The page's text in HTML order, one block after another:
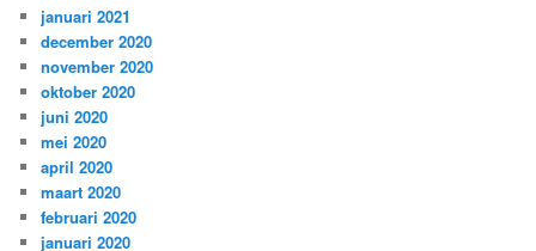
januari 2021
december 2020
november 2020
oktober 2020
juni 2020
mei 2020
april 2020
maart 2020
februari 2020
januari 2020